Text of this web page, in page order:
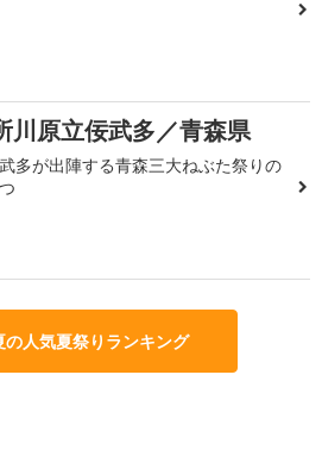
川原立佞武多／青森県
多が出陣する青森三大ねぶた祭りの
の人気夏祭りランキング